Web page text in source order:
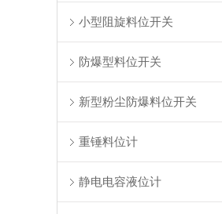
小型阻旋料位开关
防爆型料位开关
新型粉尘防爆料位开关
重锤料位计
静电电容液位计